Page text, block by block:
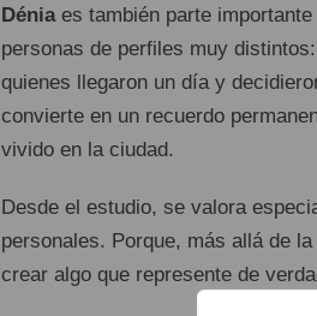
Déniaes también parte
personas de perfiles muy
quienes llegaron un día y
convierte en un recuerdo
vivido en la ciudad.
Desde el estudio, se valora
personales. Porque, más allá de
crear algo que represente de